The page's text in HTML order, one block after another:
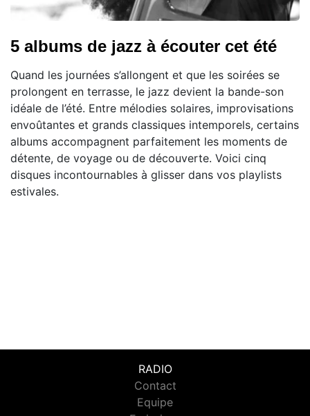
5 albums de jazz à écouter cet été
Quand les journées s’allongent et que les soirées se
prolongent en terrasse, le jazz devient la bande-son
idéale de l’été. Entre mélodies solaires, improvisations
envoûtantes et grands classiques intemporels, certains
albums accompagnent parfaitement les moments de
détente, de voyage ou de découverte. Voici cinq
disques incontournables à glisser dans vos playlists
estivales.
RADIO
Contact
Equipe